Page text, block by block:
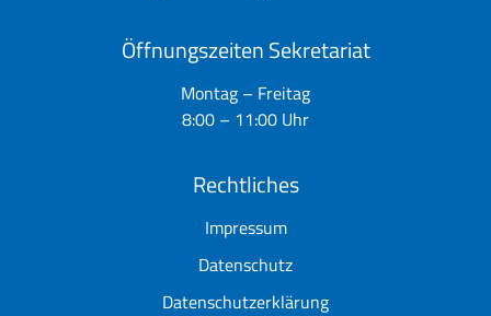
Öffnungszeiten Sekretariat
Montag – Freitag
8:00 – 11:00 Uhr
Rechtliches
Impressum
Datenschutz
Datenschutzerklärung